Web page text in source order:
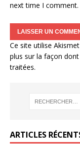
next time I comment.
Ce site utilise
plus sur la façon
traitées.
ARTICLES